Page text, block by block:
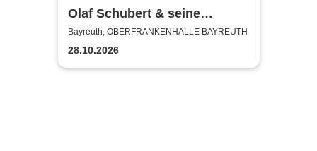
Olaf Schubert & seine
Freunde - Jetzt oder now!
Bayreuth, OBERFRANKENHALLE BAYREUTH
28.10.2026